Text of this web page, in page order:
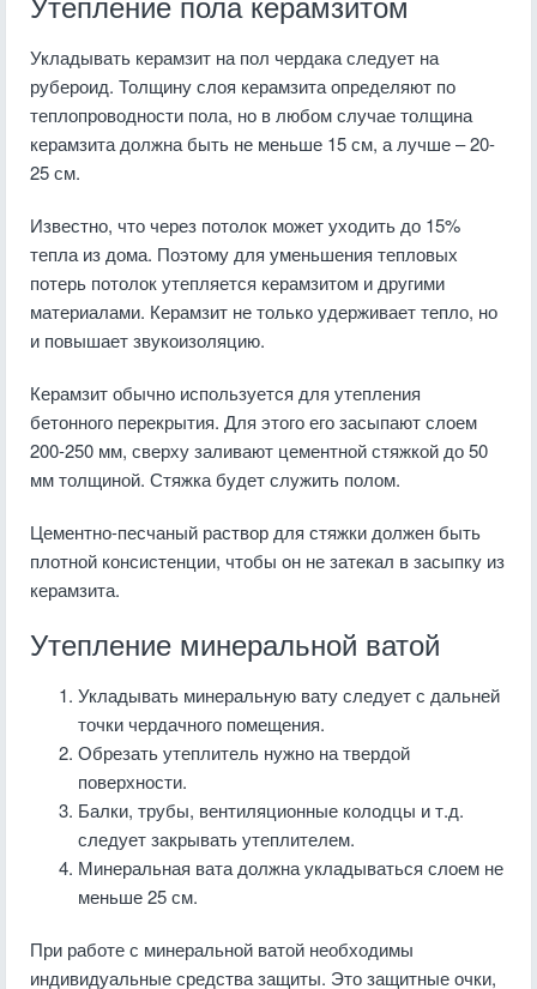
Утепление пола керамзитом
Укладывать керамзит на пол чердака следует на
рубероид. Толщину слоя керамзита определяют по
теплопроводности пола, но в любом случае толщина
керамзита должна быть не меньше 15 см, а лучше – 20-
25 см.
Известно, что через потолок может уходить до 15%
тепла из дома. Поэтому для уменьшения тепловых
потерь потолок утепляется керамзитом и другими
материалами. Керамзит не только удерживает тепло, но
и повышает звукоизоляцию.
Керамзит обычно используется для утепления
бетонного перекрытия. Для этого его засыпают слоем
200-250 мм, сверху заливают цементной стяжкой до 50
мм толщиной. Стяжка будет служить полом.
Цементно-песчаный раствор для стяжки должен быть
плотной консистенции, чтобы он не затекал в засыпку из
керамзита.
Утепление минеральной ватой
Укладывать минеральную вату следует с дальней
точки чердачного помещения.
Обрезать утеплитель нужно на твердой
поверхности.
Балки, трубы, вентиляционные колодцы и т.д.
следует закрывать утеплителем.
Минеральная вата должна укладываться слоем не
меньше 25 см.
При работе с минеральной ватой необходимы
индивидуальные средства защиты. Это защитные очки,